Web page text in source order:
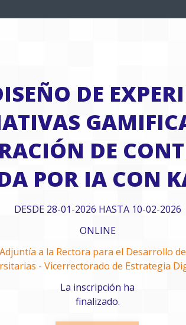
DE
DE
POR IA CON
DESDE 28-01-2026 HASTA 10-02-2026
ONLINE
Adjuntía a la Rectora para el Desarrollo
- Vicerrectorado de Estrategia
La inscripción ha
finalizado.